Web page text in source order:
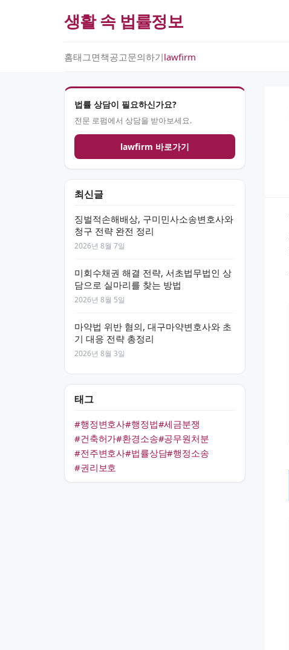
생활 속 법률정보
홈태그면책공고문의하기lawfirm
법률 상담이 필요하신가요?
전문 로펌에서 상담을 받아보세요.
lawfirm 바로가기
최신글
징벌적손해배상, 구미민사소송변호사와
청구 전략 완전 정리
2026년 8월 7일
미회수채권 해결 전략, 서초법무법인 상
담으로 실마리를 찾는 방법
2026년 8월 5일
마약법 위반 혐의, 대구마약변호사와 초
기 대응 전략 총정리
2026년 8월 3일
태그
#행정변호사#행정법#세금분쟁
#건축허가#환경소송#공무원처분
#전주변호사#법률상담#행정소송
#권리보호